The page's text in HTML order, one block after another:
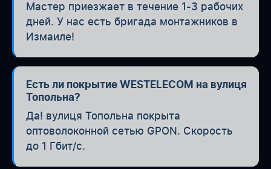
Мастер приезжает в течение 1-3 рабочих
дней. У нас есть бригада монтажников в
Измаиле!
Есть ли покрытие WESTELECOM на вулиця
Топольна?
Да! вулиця Топольна покрыта
оптоволоконной сетью GPON. Скорость
до 1 Гбит/с.